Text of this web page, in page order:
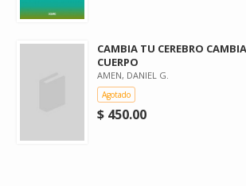
CAMBIA TU CEREBRO
CUERPO
AMEN, DANIEL G.
Agotado
$ 450.00